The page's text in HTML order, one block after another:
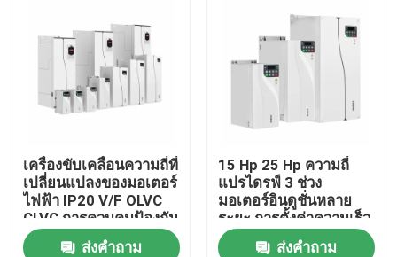
วิดีโอ
เกี่ยวกับเรา
ทัวร์โรงงาน
การควบคุมคุณภาพ
เครื่องขับเคลื่อนความถี่ที่
เปลี่ยนแปลงของมอเตอร์
ไฟฟ้า IP20 V/F OLVC
CLVC การควบคุมป้องกัน
เชือกต่อการลด
ส่งคำถาม
15 Hp 25 Hp ความถี่
แปรไดรฟ์ 3 ช่วง
มอเตอร์อินดูชั่นหลาย
ระยะ การตั้งค่าความเร็ว
S การเร่งโค้ง
ส่งคำถาม